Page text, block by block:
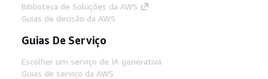
Biblioteca de Soluções da AWS
Guias de decisão da AWS
Guias De Serviço
Escolher um serviço de IA generativa
Guias de serviço da AWS